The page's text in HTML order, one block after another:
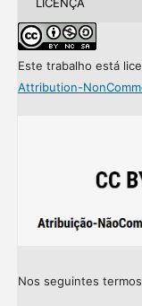
LICENÇA
Este trabalho está
Attribution-
Nos seguintes